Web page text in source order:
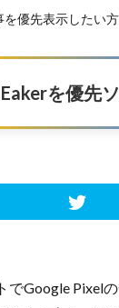
優先表示したい
を優先
Google Pixel